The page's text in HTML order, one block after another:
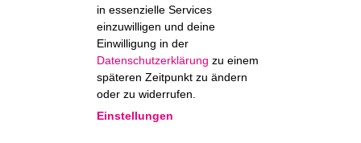
in essenzielle Services
einzuwilligen und deine
Einwilligung in der
Datenschutzerklärung zu einem
späteren Zeitpunkt zu ändern
oder zu widerrufen.
Einstellungen